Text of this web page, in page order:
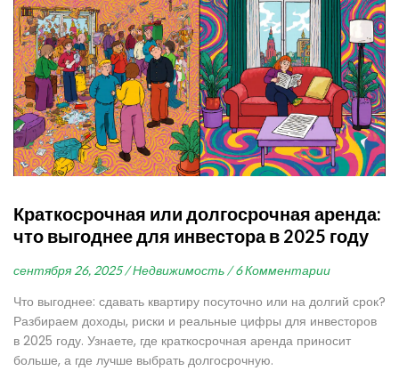
Краткосрочная или долгосрочная аренда:
что выгоднее для инвестора в 2025 году
сентября 26, 2025 / Недвижимость / 6 Комментарии
Что выгоднее: сдавать квартиру посуточно или на долгий срок?
Разбираем доходы, риски и реальные цифры для инвесторов
в 2025 году. Узнаете, где краткосрочная аренда приносит
больше, а где лучше выбрать долгосрочную.